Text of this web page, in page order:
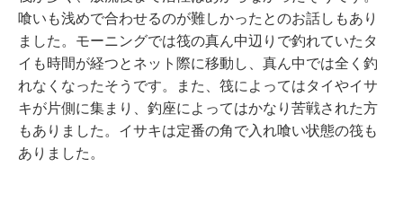
喰いも浅めで合わせるのが難しかったとのお話しもあり
ました。モーニングでは筏の真ん中辺りで釣れていたタ
イも時間が経つとネット際に移動し、真ん中では全く釣
れなくなったそうです。また、筏によってはタイやイサ
キが片側に集まり、釣座によってはかなり苦戦された方
もありました。イサキは定番の角で入れ喰い状態の筏も
ありました。